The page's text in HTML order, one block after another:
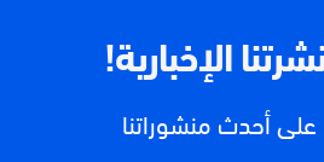
الإخبارية!
أحدث منشوراتنا